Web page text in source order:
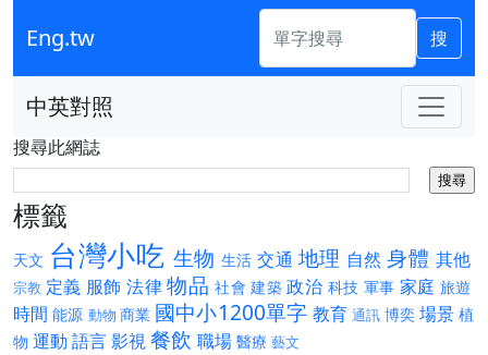
Eng.tw 搜
中英對照
搜尋此網誌
標籤
天文 台灣小吃 生物 生活 交通 地理 自然 身體 其他
宗教 定義 服飾 法律物品 社會 建築 政治 科技 軍事 家庭 旅遊
時間 能源 動物 商業 國中小1200單字 教育 通訊 博奕 場景 植
物 運動 語言影視餐飲 職場 醫療 藝文